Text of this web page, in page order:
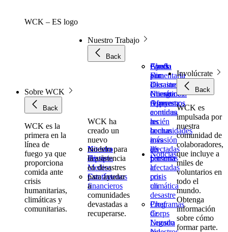
WCK – ES logo
Sobre WCK
Back
WCK es la
primera en la
línea de
fuego ya que
proporciona
comida ante
crisis
humanitarias,
climáticas y
comunitarias.
Nuestra
Historia
Nuestro
Equipo
Kit
de
Medios
Estados
financieros
Contáctenos
Nuestro Trabajo
Back
WCK ha
creado un
nuevo
modelo para
la asistencia
en desastres
para ayudar
a
comunidades
devastadas a
recuperarse.
Ayuda
alimentaria
de
emergencia
Ofrecemos
comidas
recién
hechas
a
las
personas
afectadas
por
un
desastre
Chefs
For
Ukraine
Nuestra
respuesta
continua
a
la
invasión
de
Ucrania
Fondo
para
Desastres
Climáticos
Apoyamos
a
las
comunidades
más
afectadas
por
la
crisis
climática
Programas
de
Legado
Chef
Corps
Nuestra
Noticias
Involúcrate
Back
WCK es
impulsada por
nuestra
comunidad de
colaboradores,
que incluye a
miles de
voluntarios en
todo el
mundo.
Obtenga
información
sobre cómo
formar parte.